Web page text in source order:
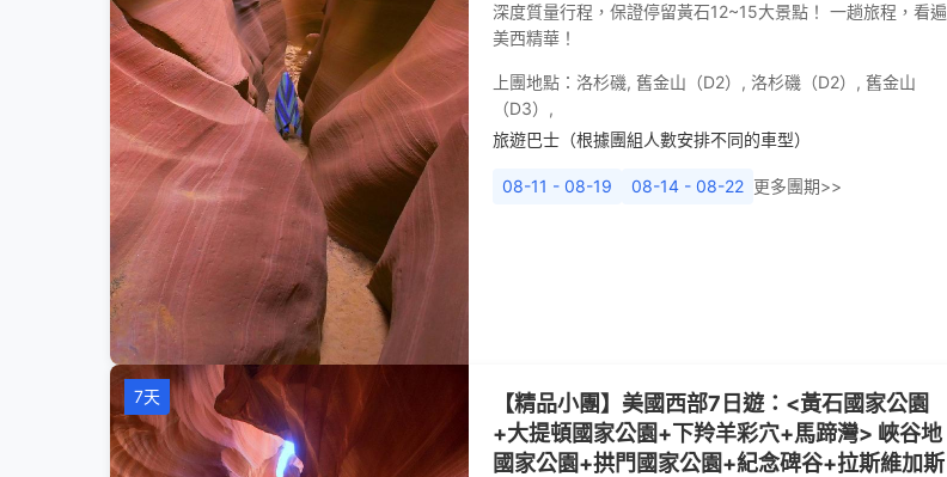
深度質量行程，保證停留黃石12~15大景點！ 一趟旅程，看遍
美西精華！
上團地點： 洛杉磯, 舊金山（D2） , 洛杉磯（D2） , 舊金山
（D3） ,
旅遊巴士（根據團組人數安排不同的車型）
08-11 - 08-19 08-14 - 08-22 更多團期>>
7天
【精品小團】美國西部7日遊：<黃石國家公園
+大提頓國家公園+下羚羊彩穴+馬蹄灣> 峽谷地
國家公園+拱門國家公園+紀念碑谷+拉斯維加斯